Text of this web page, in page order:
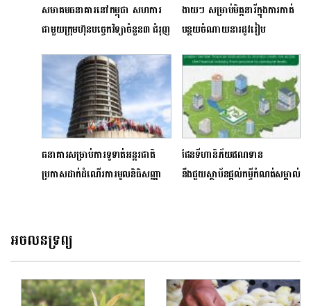
សមាគមធនាគារនៅកម្ពុជា សហការ
ជាមួយក្រុមហ៊ុនបច្ចេកវិទ្យាចំនួន៣ ជំរុញ
ងាយៗ សម្រាប់មិត្តនារីក្នុងការកាត់
បន្ថយចំណាយនារដូវរៀប
ធនាគារសម្រាប់ការទូទាត់អន្តរជាតិ
ប្រកាសដាក់ដំណើរការមូលនិធិសញ្ញា
ផែនទីហានិភ័យឥណទាន
នឹងជួយស្ថាប័នផ្តល់កម្ចីកំណត់សម្គាល់
អចលនទ្រព្យ